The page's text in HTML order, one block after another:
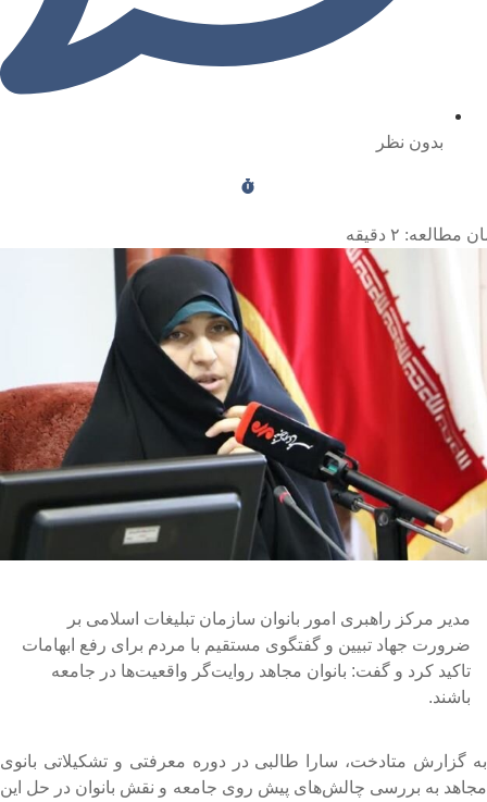
بدون نظر
مطالعه: ۲ دقیقه
مدیر مرکز راهبری امور بانوان سازمان تبلیغات اسلامی بر
ضرورت جهاد تبیین و گفتگوی مستقیم با مردم برای رفع ابهامات
تاکید کرد و گفت: بانوان مجاهد روایت‌گر واقعیت‌ها در جامعه
باشند.
گزارش متادخت، سارا طالبی در دوره معرفتی و تشکیلاتی بانوی
به بررسی چالش‌های پیش روی جامعه و نقش بانوان در حل این